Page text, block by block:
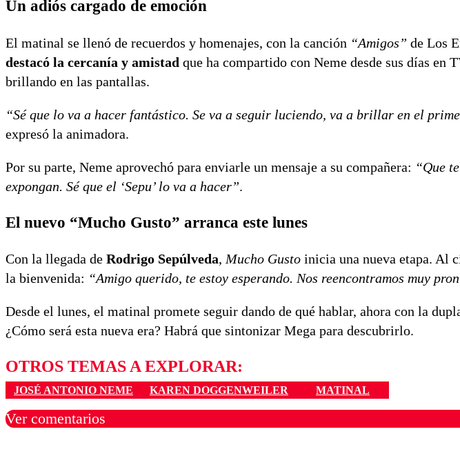
Un adiós cargado de emoción
El matinal se llenó de recuerdos y homenajes, con la canción “Amigos” de Los
destacó la cercanía y amistad que ha compartido con Neme desde sus días en
brillando en las pantallas.
“Sé que lo va a hacer fantástico. Se va a seguir luciendo, va a brillar en el
expresó la animadora.
Por su parte, Neme aprovechó para enviarle un mensaje a su compañera: “Que
expongan. Sé que el ‘Sepu’ lo va a hacer”.
El nuevo “Mucho Gusto” arranca este lunes
Con la llegada de Rodrigo Sepúlveda,Mucho Gusto inicia una nueva etapa. Al
la bienvenida: “Amigo querido, te estoy esperando. Nos reencontramos muy
Desde el lunes, el matinal promete seguir dando de qué hablar, ahora con la
¿Cómo será esta nueva era? Habrá que sintonizar Mega para descubrirlo.
OTROS TEMAS A EXPLORAR:
JOSÉ ANTONIO NEME KAREN DOGGENWEILER MATINAL
Ver comentarios